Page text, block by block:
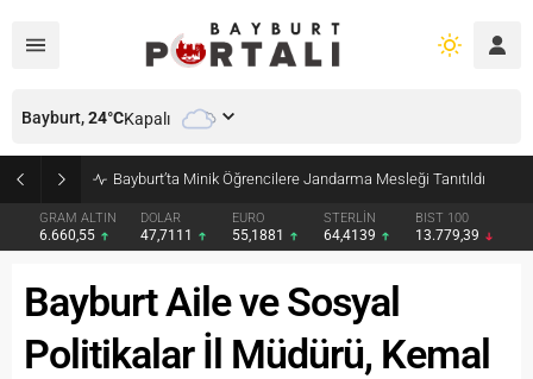
Bayburt’ta Minik Öğrencilere Jandarma Mesleği Tanıtıldı
GRAM ALTIN
6.660,55
DOLAR
47,7111
EURO
55,1881
STERLİN
64,4139
BIST 100
13.779,39
Bayburt,24°CKapalı
Bayburt Aile ve Sosyal
Politikalar İl Müdürü, Kemal